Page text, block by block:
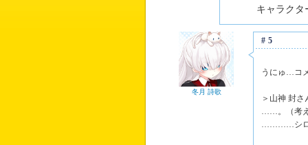
キャラクタ
冬月 詩歌
#5
うにゅ…コ
＞山神 封さ
……。（考
…………シロ